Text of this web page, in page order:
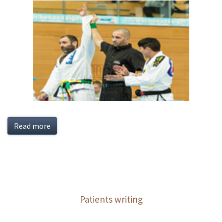
Read more
Patients writing